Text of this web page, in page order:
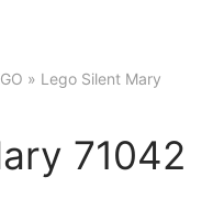
» Lego Silent Mary
71042